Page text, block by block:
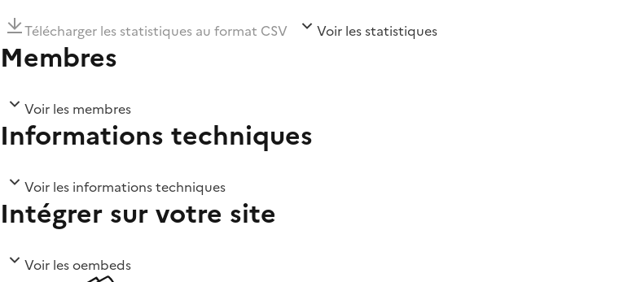
Télécharger les statistiques au format CSV Voir les statistiques
Membres
Voir les membres
Informations techniques
Voir les informations techniques
Intégrer sur votre site
Voir les oembeds